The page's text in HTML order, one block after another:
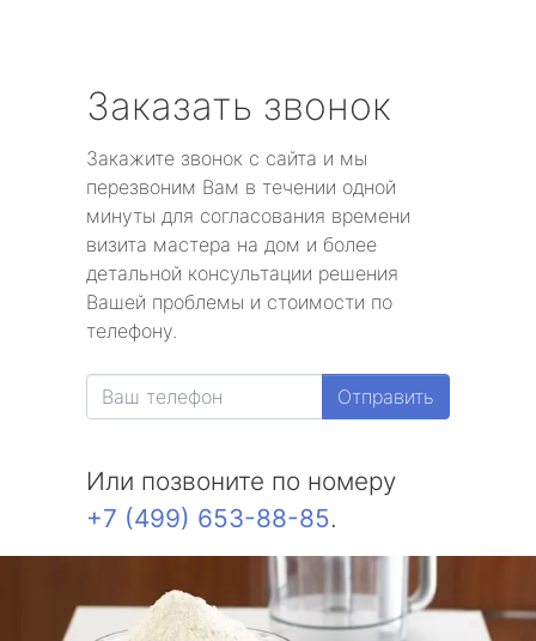
Заказать звонок
Закажите звонок с сайта и мы
перезвоним Вам в течении одной
минуты для согласования времени
визита мастера на дом и более
детальной консультации решения
Вашей проблемы и стоимости по
телефону.
Отправить
Или позвоните по номеру
+7 (499) 653-88-85.